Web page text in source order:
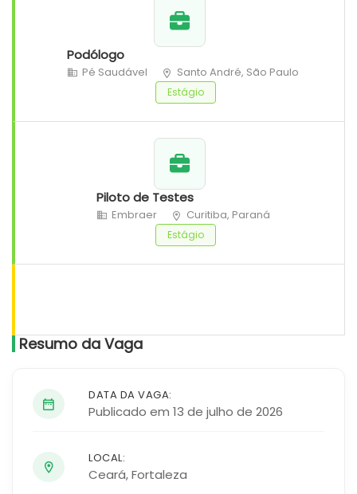
Podólogo
Pé Saudável Santo André, São Paulo
Estágio
Piloto de Testes
Embraer Curitiba, Paraná
Estágio
Resumo da Vaga
DATA DA VAGA:
Publicado em 13 de julho de 2026
LOCAL:
Ceará,Fortaleza